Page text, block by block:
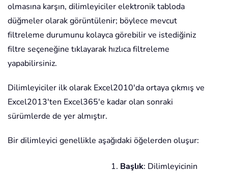
olmasına karşın, dilimleyiciler elektronik tabloda
düğmeler olarak görüntülenir; böylece mevcut
filtreleme durumunu kolayca görebilir ve istediğiniz
filtre seçeneğine tıklayarak hızlıca filtreleme
yapabilirsiniz.
Dilimleyiciler ilk olarak Excel2010'da ortaya çıkmış ve
Excel2013'ten Excel365'e kadar olan sonraki
sürümlerde de yer almıştır.
Bir dilimleyici genellikle aşağıdaki öğelerden oluşur:
Başlık: Dilimleyicinin